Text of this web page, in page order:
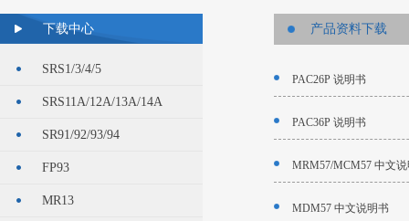
下载中心
SRS1/3/4/5
SRS11A/12A/13A/14A
SR91/92/93/94
FP93
MR13
产品资料下载
PAC26P 说明书
PAC36P 说明书
MRM57/MCM57 中文
MDM57 中文说明书